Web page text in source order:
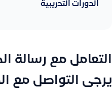
الدورات التدريبية
التعامل مع رسالة
يرجى التواصل مع